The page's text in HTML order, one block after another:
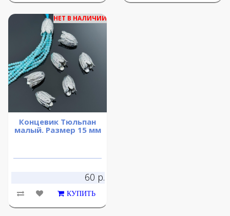
НЕТ В НАЛИЧИИ
Концевик Тюльпан
малый. Размер 15 мм
60 р.
КУПИТЬ